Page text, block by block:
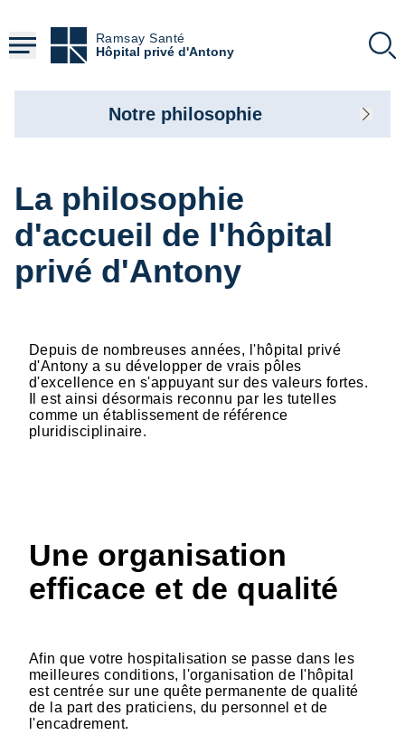
contenu
principal
Ramsay Santé
Hôpital privé d'Antony
La philosophie
d'accueil de l'hôpital
privé d'Antony
Depuis de nombreuses années, l'hôpital privé
d'Antony a su développer de vrais pôles
d'excellence en s'appuyant sur des valeurs fortes.
Il est ainsi désormais reconnu par les tutelles
comme un établissement de référence
pluridisciplinaire.
Une organisation
efficace et de qualité
Afin que votre hospitalisation se passe dans les
meilleures conditions, l'organisation de l'hôpital
est centrée sur une quête permanente de qualité
de la part des praticiens, du personnel et de
l'encadrement.
Notre philosophie